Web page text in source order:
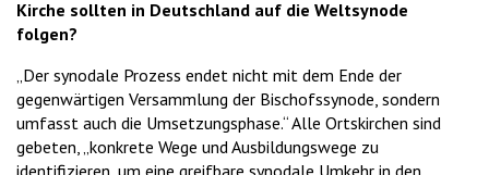
Kirche sollten in Deutschland auf die Weltsynode
folgen?
„Der synodale Prozess endet nicht mit dem Ende der
gegenwärtigen Versammlung der Bischofssynode, sondern
umfasst auch die Umsetzungsphase.“ Alle Ortskirchen sind
gebeten, „konkrete Wege und Ausbildungswege zu